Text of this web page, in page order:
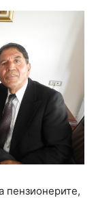
пензионерите,